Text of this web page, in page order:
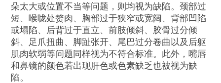
朵太大或位置不当等问题，则均视为缺陷。颈部过
短、喉咙处赘肉、胸部过于狭窄或宽阔、背部凹陷
或塌陷、后背过于直立、前肢倾斜、胶骨过分倾
斜、足爪扭曲、脚趾张开、尾巴过分卷曲以及后躯
肌肉软弱等问题同样视为不符合标准。此外，嘴唇
和鼻镜的颜色若出现肝色或色素缺乏也被视为缺
陷。